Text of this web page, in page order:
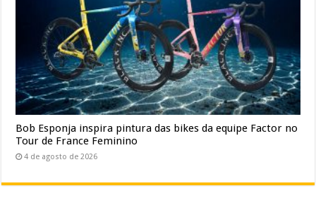
Bob Esponja inspira pintura das bikes da equipe Factor no
Tour de France Feminino
4 de agosto de 2026